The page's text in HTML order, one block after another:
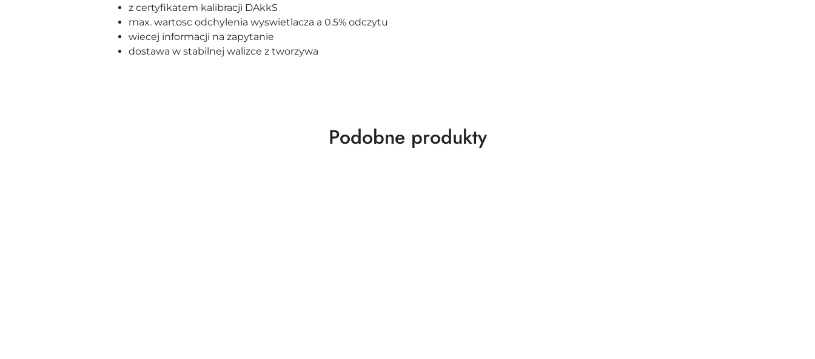
z certyfikatem kalibracji DAkkS
max. wartosc odchylenia wyswietlacza a 0.5% odczytu
wiecej informacji na zapytanie
dostawa w stabilnej walizce z tworzywa
Produkty
Podobne produkty